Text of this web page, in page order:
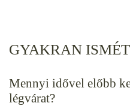
GYAKRAN
Mennyi idővel előbb
légvárat?